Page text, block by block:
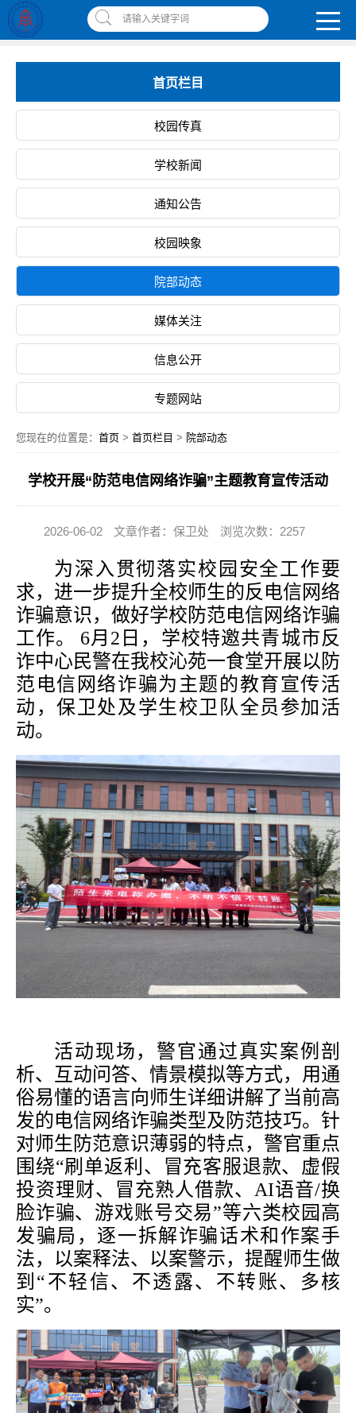
南昌应用技术师范学院，助你圆梦!
| 网上缴费平台 违反师德师风举报信箱
请输入关键字词
首页栏目
校园传真
学校新闻
通知公告
校园映象
院部动态
媒体关注
信息公开
专题网站
您现在的位置是： 首页 > 首页栏目 > 院部动态
学校开展“防范电信网络诈骗”主题教育宣传活动
2026-06-02 文章作者：保卫处 浏览次数：2257
为深入贯彻落实校园安全工作要
求，进一步提升全校师生的反电信网络
诈骗意识，做好学校防范电信网络诈骗
工作。
6月2日，学校特邀共青城市反
诈中心民警在我校沁苑一食堂开展以防
范电信网络诈骗为主题的教育宣传活
动，保卫处及学生校卫队全员参加活
动。
活动现场，警官通过真实案例剖
析、互动问答、情景模拟等方式，用通
俗易懂的语言向师生详细讲解了当前高
发的电信网络诈骗类型及防范技巧。 针
对师生 防范意识薄弱的特点，警官重点
围绕“刷单返利、冒充客服退款、虚假
投资理财、冒充熟人借款、 AI语音/换
脸诈骗、游戏账号交易”等六类校园高
发骗局，逐一拆解诈骗话术和作案手
法，以案释法、以案警示，提醒师生做
到 “不轻信、不透露、不转账、多核
实”。